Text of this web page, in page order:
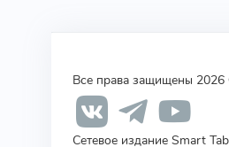
Все права защищены
Сетевое издание Smart